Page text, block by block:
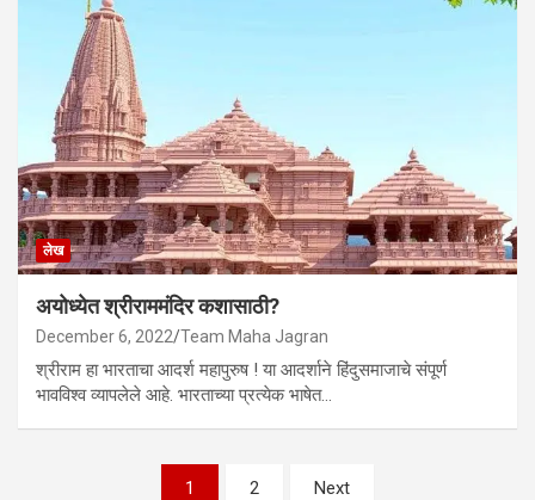
लेख
अयोध्येत श्रीराममंदिर कशासाठी?
December 6, 2022 Team Maha Jagran
श्रीराम हा भारताचा आदर्श महापुरुष ! या आदर्शाने हिंदुसमाजाचे संपूर्ण
भावविश्व व्यापलेले आहे. भारताच्या प्रत्येक भाषेत…
1 2 Next